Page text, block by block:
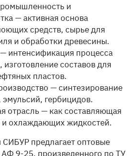
и
— активная основа
средств, сырье для
и обработки древесины.
интенсификация процесса
составов для
пластов.
— синтезирование
эмульсий, гербицидов.
отрасль — как составляющая
охлаждающих жидкостей.
СИБУР предлагает оптовые
АФ 9-25, произведенного по ТУ